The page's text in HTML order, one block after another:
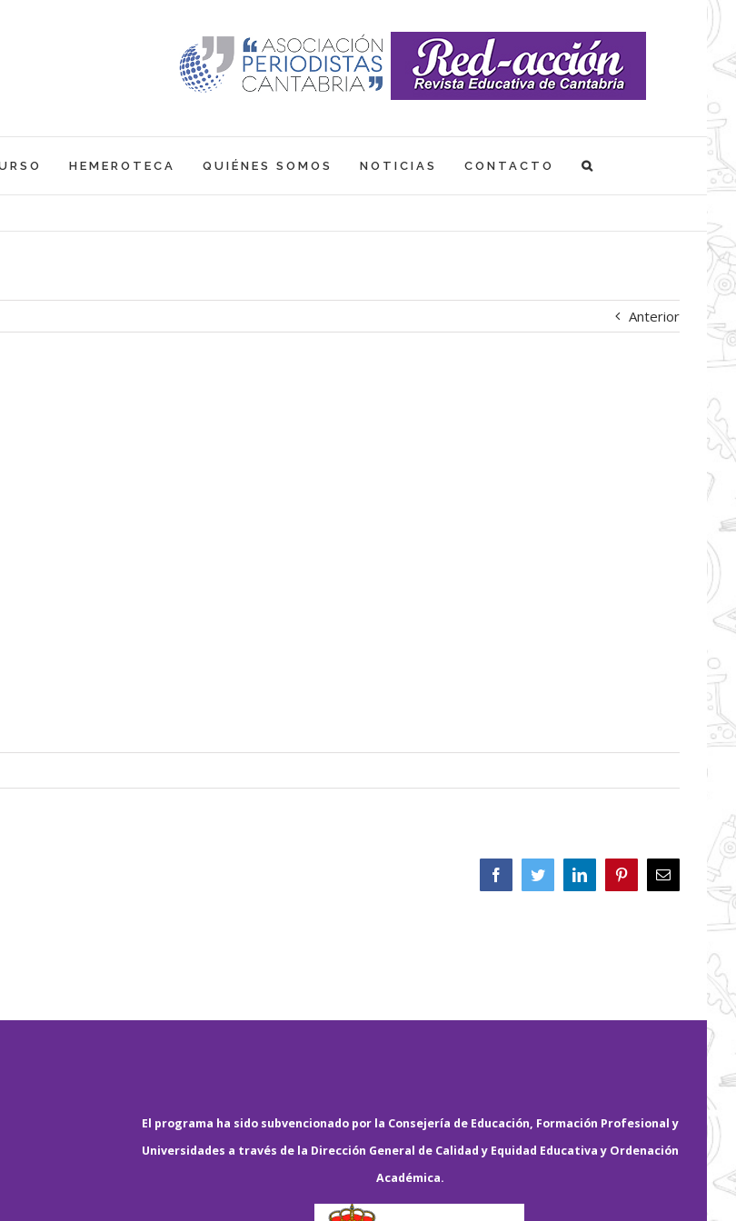
HEMEROTECA QUIÉNES SOMOS NOTICIAS CONTACTO
Anterior
FacebookTwitterLinkedIn PinterestCorreo
electrónico
El programa ha sido subvencionado por la Consejería de Educación, Formación Profesional y
Universidades a través de la Dirección General de Calidad y Equidad Educativa y Ordenación
Académica.